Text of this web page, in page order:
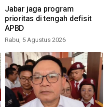
Jabar jaga program
prioritas di tengah defisit
APBD
Rabu, 5 Agustus 2026